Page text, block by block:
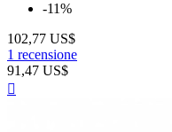
-11%
102,77 US$
1 recensione
91,47 US$
